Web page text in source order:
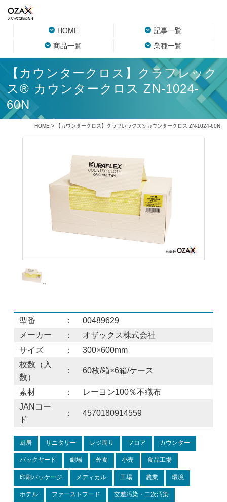
HOME
記事一覧
商品一覧
業種一覧
【カウンタークロス】クラフレック
ス® カウンタークロス ZN-1024-
60N
HOME > 【カウンタークロス】クラフレックス® カウンタークロス ZN-1024-60N
型番 ：
00489629
メーカー
：
オザックス株式会社
サイズ
：
300×600mm
枚数（入
数）
： 60枚/箱×6箱/ケース
素材 ：
レーヨン100％不織布
JANコー
ド
： 4570180914559
厨房 サニタリー レジ周り フロア カウンター
バックヤード 劇場 外食 小売 食品工場
印刷パッケージ メディカル 工場 農業 環境
ホテル ファーストフード 交差汚染・二次汚染